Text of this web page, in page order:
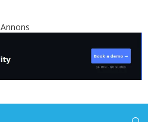
Annons